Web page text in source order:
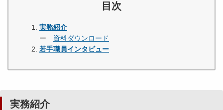
目次
実務紹介
ー 資料ダウンロード
若手職員インタビュー
実務紹介